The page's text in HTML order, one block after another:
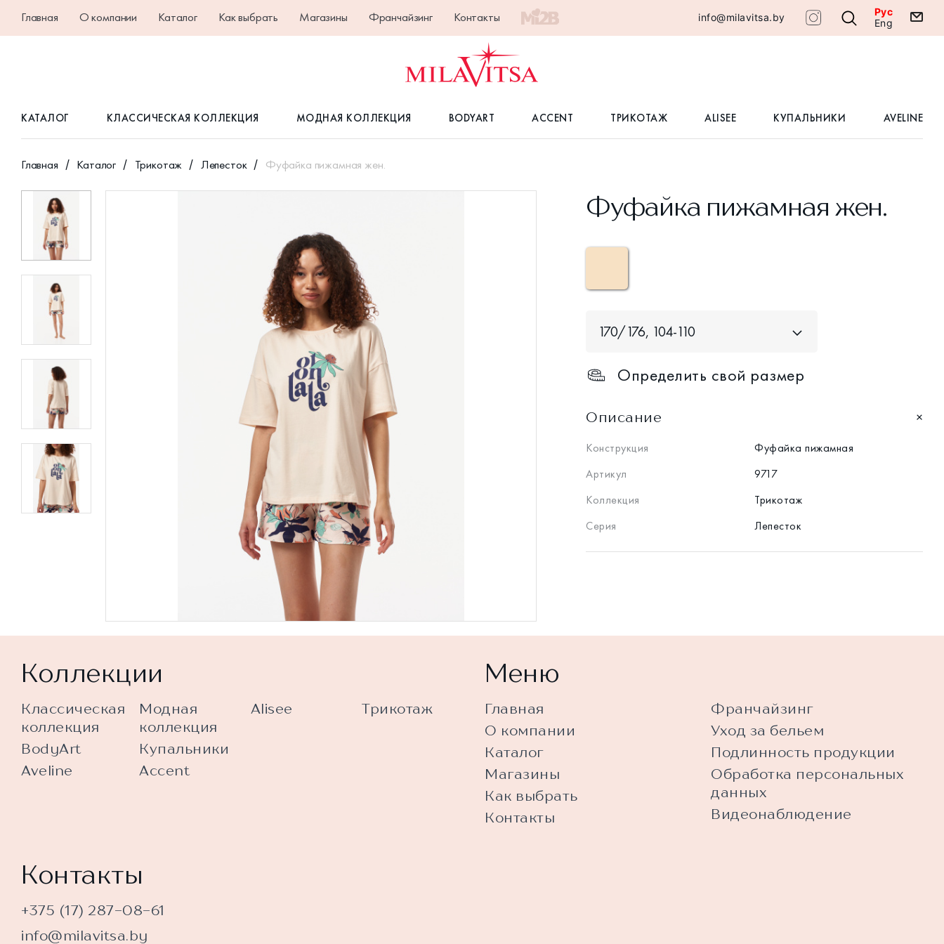
Главная О компании Каталог Как выбрать Магазины Франчайзинг Контакты info@milavitsa.by
Рус
Eng
КАТАЛОГ КЛАССИЧЕСКАЯ КОЛЛЕКЦИЯ МОДНАЯ КОЛЛЕКЦИЯ BODYART ACCENT ТРИКОТАЖ ALISEE КУПАЛЬНИКИ AVELINE
Главная Каталог Трикотаж Лепесток Фуфайка пижамная жен.
Фуфайка пижамная жен.
170/176, 104-110
Определить свой размер
Описание
Конструкция
Фуфайка пижамная
Артикул
9717
Коллекция
Трикотаж
Серия
Лепесток
Коллекции
Классическая
коллекция
BodyArt
Aveline
Модная
коллекция
Купальники
Accent
Alisee Трикотаж
Меню
Главная
О компании
Каталог
Магазины
Как выбрать
Контакты
Франчайзинг
Уход за бельем
Подлинность продукции
Обработка персональных
данных
Видеонаблюдение
Контакты
+375 (17) 287-08-61
info@milavitsa.by